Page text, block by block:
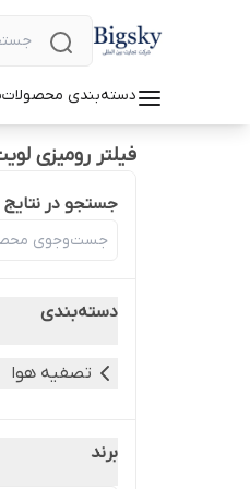
دسته‌بندی محصولات
فیلتر رومیزی
جستجو در نتایج
دسته‌بندی
تصفیه هوا
برند